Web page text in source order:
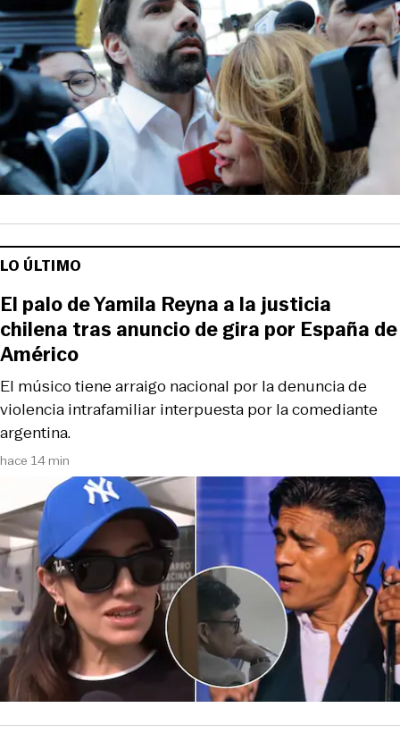
LO ÚLTIMO
hace 14 min
El músico tiene arraigo nacional por la denuncia de
violencia intrafamiliar interpuesta por la comediante
argentina.
El palo de Yamila Reyna a la justicia
chilena tras anuncio de gira por España de
Américo